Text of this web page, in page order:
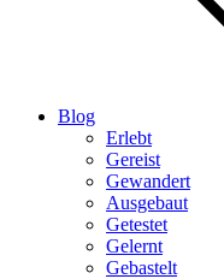
Blog
Erlebt
Gereist
Gewandert
Ausgebaut
Getestet
Gelernt
Gebastelt